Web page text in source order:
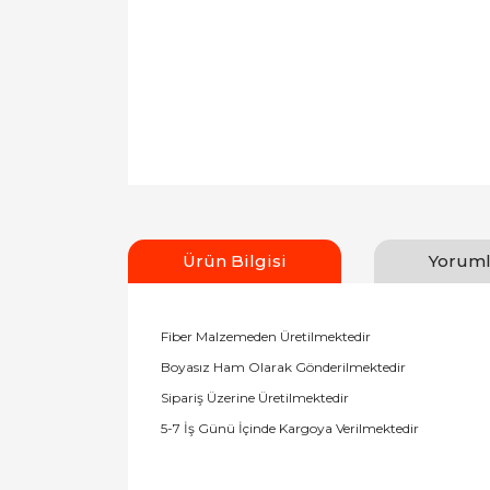
Ürün Bilgisi
Fiber Malzemeden Üretilmektedir
Boyasız Ham Olarak Gönderilmektedir
Sipariş Üzerine Üretilmektedir
5-7 İş Günü İçinde Kargoya Verilmektedir